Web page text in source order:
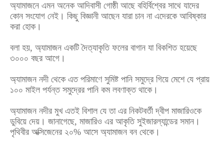
অ্যামাজনে এমন অনেক আদিবাসী গোষ্ঠী আছে বহির্বিশ্বের সাথে যাদের
কোন সংযোগ নেই। কিছু বিজ্ঞানী আছেন যারা চান না এদেরকে আবিষ্কার
করা হোক।
বলা হয়, অ্যামাজন একটি দৈত্যাকৃতি ফলের বাগান যা বিকশিত হয়েছে
৩০০০ বছর আগে।
অ্যামাজন নদী থেকে এত পরিমাণে সুমিষ্ট পানি সমুদ্রে গিয়ে মেশে যে প্রায়
১০০ মাইল পর্যন্ত সমুদ্রের পানি কম লবণাক্ত থাকে।
অ্যামাজন নদীর মুখ এতই বিশাল যে তা এর নিকটবর্তী দ্বীপ মাজারিওকে
ডুবিয়ে দেয়। জানাগেছে, মাজারিও এর আকৃতি সুইজারল্যান্ডের সমান।
পৃথিবীর অক্সিজেনের ২০% আসে অ্যামাজন বন থেকে।